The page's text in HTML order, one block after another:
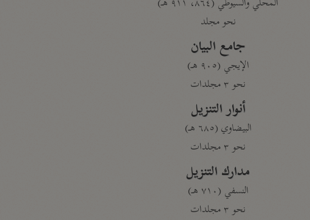
نحو مجلد
جامع البيان
الإيجي (٩٠٥ هـ)
نحو ٣ مجلدات
أنوار التنزيل
البيضاوي (٦٨٥ هـ)
نحو ٣ مجلدات
مدارك التنزيل
النسفي (٧١٠ هـ)
نحو ٣ مجلدات